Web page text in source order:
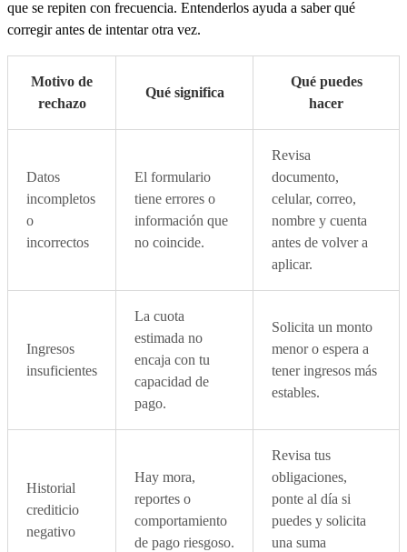
que se repiten con frecuencia. Entenderlos ayuda a saber qué
corregir antes de intentar otra vez.
Motivo de
rechazo
Qué significa
Qué puedes
hacer
Datos
incompletos
o
incorrectos
El formulario
tiene errores o
información que
no coincide.
Revisa
documento,
celular, correo,
nombre y cuenta
antes de volver a
aplicar.
Ingresos
insuficientes
La cuota
estimada no
encaja con tu
capacidad de
pago.
Solicita un monto
menor o espera a
tener ingresos más
estables.
Historial
crediticio
negativo
Hay mora,
reportes o
comportamiento
de pago riesgoso.
Revisa tus
obligaciones,
ponte al día si
puedes y solicita
una suma